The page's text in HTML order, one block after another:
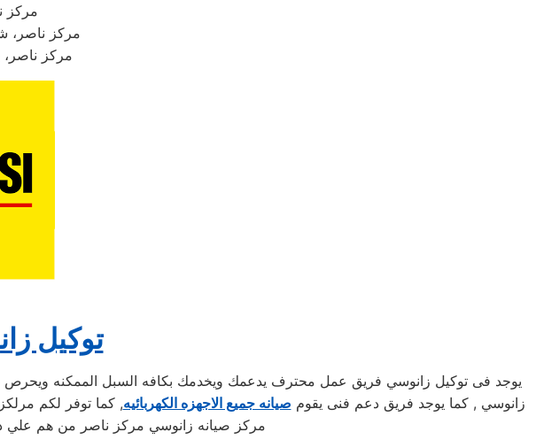
مركز
مركز ناصر،
مركز ناصر،
توكيل
يوجد فى توكيل زانوسي فريق عمل محترف يدعمك ويخدمك بكافه السبل الممكنه ويحرص
زانوسي , كما يوجد فريق دعم فنى يقوم صيانه جميع الاجهزه الكهربائيه
مركز صيانه زانوسي مركز ناصر من هم علي